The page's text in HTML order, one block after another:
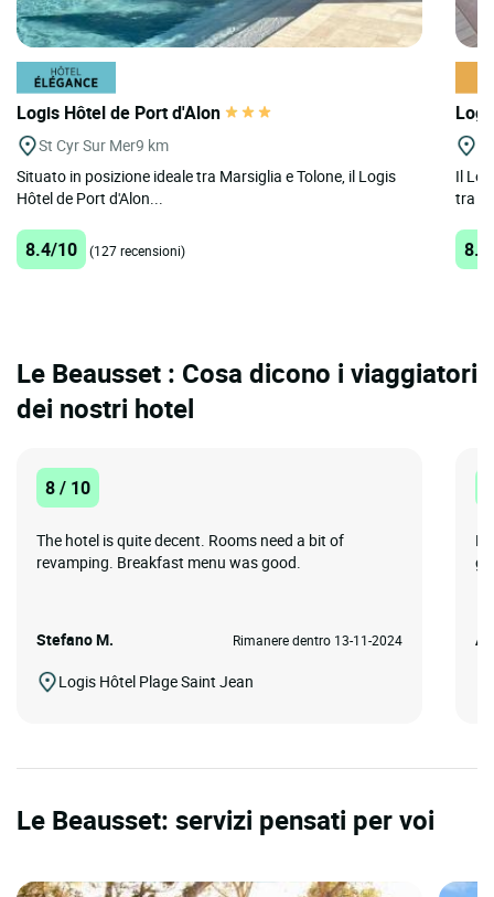
Logis Hôtel de Port d'Alon
St Cyr Sur Mer9 km
Situato in posizione ideale tra Marsiglia e Tolone, il Logis
Hôtel de Port d'Alon...
8.4/10 (127 recensioni)
Il
tra
Le Beausset : Cosa dicono i viaggiatori
dei nostri hotel
8 / 10
The hotel is quite decent. Rooms need a bit of
revamping. Breakfast menu was good.
Stefano M. Rimanere dentro 13-11-2024
Logis Hôtel Plage Saint Jean
Le Beausset: servizi pensati per voi